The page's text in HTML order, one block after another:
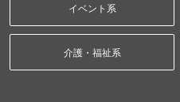
イベント系
介護・福祉系